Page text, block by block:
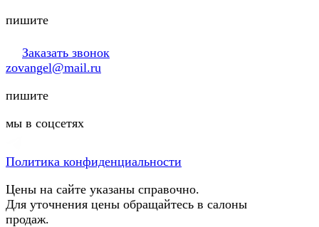
пишите
Заказать звонок
zovangel@mail.ru
пишите
мы в соцсетях
Политика конфиденциальности
Цены на сайте указаны справочно.
Для уточнения цены обращайтесь в салоны
продаж.